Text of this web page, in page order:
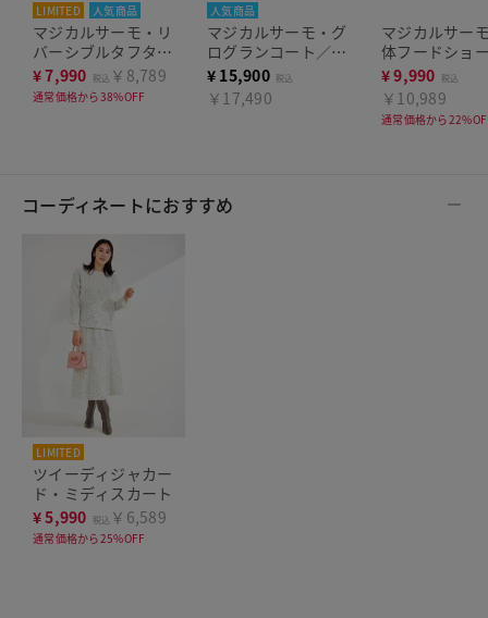
LIMITED 人気商品
マジカルサーモ・リ
バーシブルタフタコ
ート
¥7,990 税込 ￥8,789
通常価格から38%OFF
人気商品
マジカルサーモ・グ
ログランコート／立
体フード
¥ 15,900 税込
￥17,490
マジカルサー
体フードショ
ート
¥9,990 税込
￥10,989
通常価格から
コーディネートにおすすめ
LIMITED
ツイーディジャカー
ド・ミディスカート
¥5,990 税込 ￥6,589
通常価格から25%OFF